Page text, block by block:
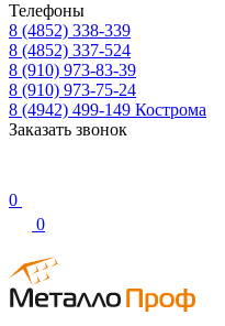
Телефоны
8 (4852) 338-339
8 (4852) 337-524
8 (910) 973-83-39
8 (910) 973-75-24
8 (4942) 499-149 Кострома
Заказать звонок
0
0